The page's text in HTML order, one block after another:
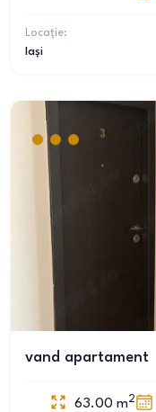
Locație:
Iași
vand apartament
63.00 m2